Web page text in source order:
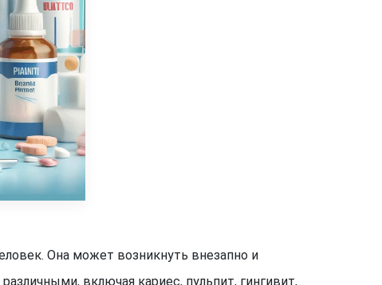
Она может возникнуть внезапно и
включая кариес, пульпит, гингивит,